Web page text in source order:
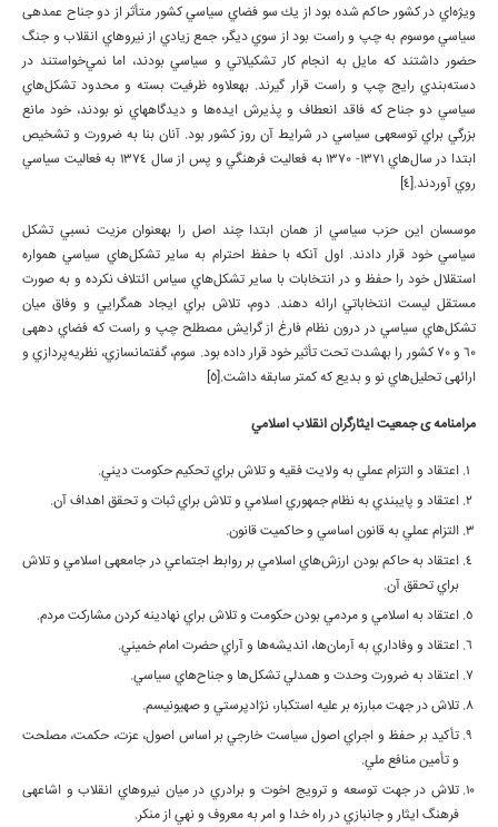
ويژه‌اي در كشور حاكم شده بود از يك سو فضاي سياسي كشور متأثر از دو جناح عمده­ی
سياسي موسوم به چپ و راست بود از سوي ديگر، جمع زيادي از نيروهاي انقلاب و جنگ
حضور داشتند كه مايل به انجام كار تشكيلاتي و سياسي بودند، اما نمي‌خواستند در
دسته‌بندي رايج چپ و راست قرار گيرند. به­علاوه ظرفيت بسته و محدود تشكل‌هاي
سياسي دو جناح كه فاقد انعطاف و پذيرش ايده‌ها و ديدگاه­هاي نو بودند، خود مانع
بزرگي براي توسعه­ی سياسي در شرايط آن روز كشور بود. آنان بنا به ضرورت و تشخيص
ابتدا در سال‌هاي 1371- 1370 به فعاليت فرهنگي و پس از سال 1374 به فعاليت سياسي
روي آوردند.[4]
موسسان اين حزب سياسي از همان ابتدا چند اصل را به­عنوان مزيت نسبي تشكل
سياسي خود قرار دادند. اول آن­كه با حفظ احترام به ساير تشكل‌هاي سياسي همواره
استقلال خود را حفظ و در انتخابات با ساير تشكل‌هاي سياس ائتلاف نكرده و به صورت
مستقل ليست انتخاباتي ارائه دهند. دوم، تلاش براي ايجاد هم­گرايي و وفاق ميان
تشكل‌هاي سياسي در درون نظام فارغ از گرايش مصطلح چپ و راست كه فضاي دهه­ی
60 و 70 كشور را به­شدت تحت تأثير خود قرار داده بود. سوم، گفتمان­سازي، نظريه‌پردازي و
ارائه­ی تحليل‌هاي نو و بديع كه كمتر سابقه داشت.[5]
مرامنامه­ ی جمعيت ايثارگران انقلاب اسلامي
اعتقاد و التزام عملي به ولايت فقيه و تلاش براي تحكيم حكومت ديني.
اعتقاد و پايبندي به نظام جمهوري اسلامي و تلاش براي ثبات و تحقق اهداف آن.
التزام عملي به قانون اساسي و حاكميت قانون.
اعتقاد به حاكم بودن ارزش‌هاي اسلامي بر روابط اجتماعي در جامعه­ی اسلامي و تلاش
براي تحقق آن.
اعتقاد به اسلامي و مردمي بودن حكومت و تلاش براي نهادينه كردن مشاركت مردم.
اعتقاد و وفاداري به آرمان‌ها، انديشه‌ها و آراي حضرت امام خميني.
اعتقاد به ضرورت وحدت و همدلي تشكل‌ها و جناح‌هاي سياسي.
تلاش در جهت مبارزه بر عليه استكبار، نژادپرستي و صهيونيسم.
تأكيد بر حفظ و اجراي اصول سياست خارجي بر اساس اصول، عزت، حكمت، مصلحت
و تأمين منافع ملي.
تلاش در جهت توسعه و ترويج اخوت و برادري در ميان نيروهاي انقلاب و اشاعه­ی
فرهنگ ايثار و جانبازي در راه خدا و امر به معروف و نهي از منكر.